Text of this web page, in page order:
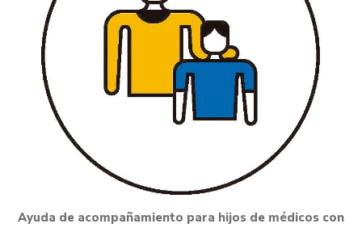
Ayuda de acompañamiento para hijos de médicos con